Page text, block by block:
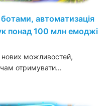
автоматизація
понад 100 млн емоджі
можливостей,
отримувати…